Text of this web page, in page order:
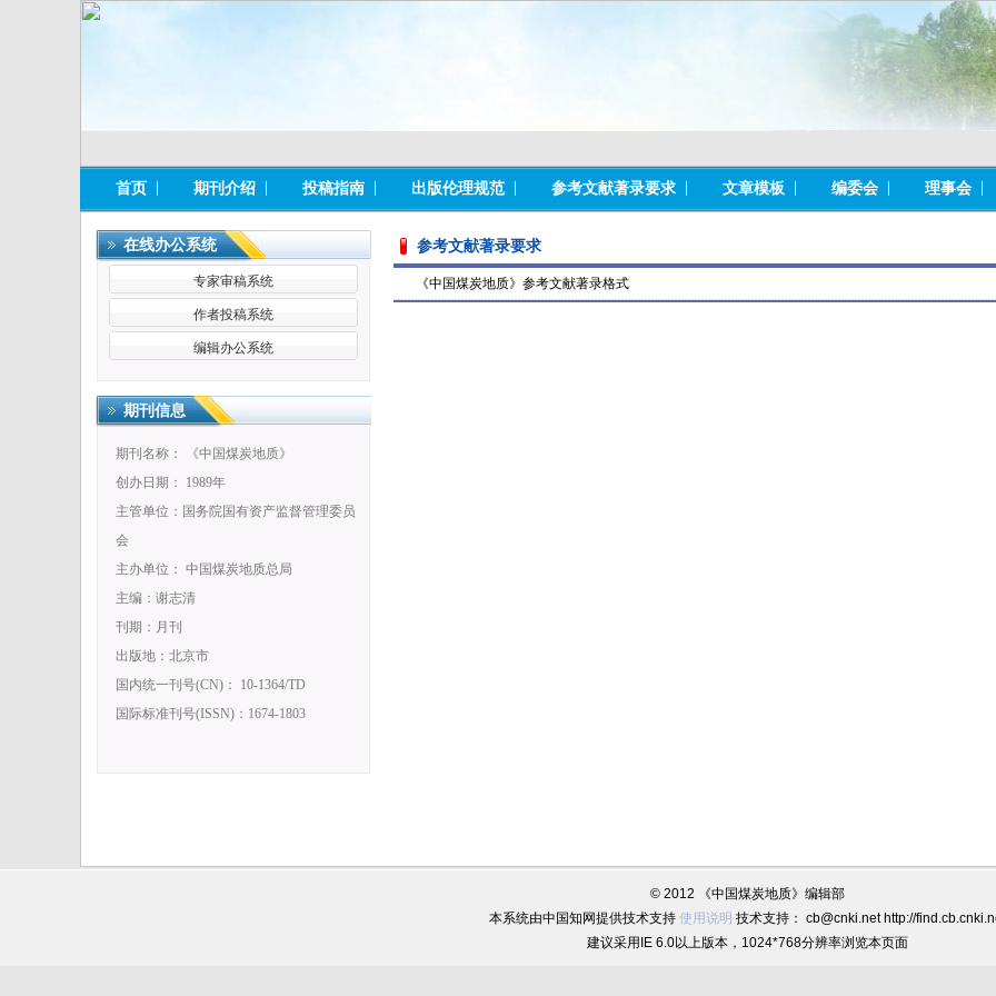
首页 期刊介绍 投稿指南 出版伦理规范 参考文献著录要求 文章模板 编委会 理事会
在线办公系统
专家审稿系统
作者投稿系统
编辑办公系统
期刊信息
期刊名称： 《中国煤炭地质》
创办日期： 1989年
主管单位：国务院国有资产监督管理委员
会
主办单位： 中国煤炭地质总局
主编：谢志清
刊期：月刊
出版地：北京市
国内统一刊号(CN)： 10-1364/TD
国际标准刊号(ISSN)：1674-1803
参考文献著录要求
《中国煤炭地质》参考文献著录格式
© 2012 《中国煤炭地质》编辑部
本系统由中国知网提供技术支持 使用说明 技术支持： cb@cnki.net http://
建议采用IE 6.0以上版本，1024*768分辨率浏览本页面